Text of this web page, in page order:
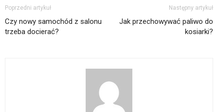
Poprzedni artykuł
Czy nowy samochód z salonu
trzeba docierać?
Następny artykuł
Jak przechowywać paliwo do
kosiarki?